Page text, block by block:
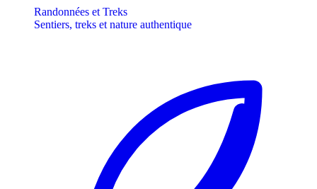
Randonnées et Treks
Sentiers, treks et nature authentique